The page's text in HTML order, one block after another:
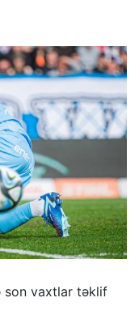
son vaxtlar təklif